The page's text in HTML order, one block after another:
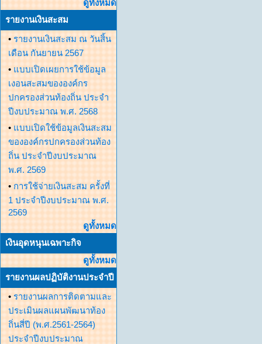
ดูทั้งหมด
รายงานเงินสะสม
• รายงานเงินสะสม ณ วันสิ้น
เดือน กันยายน 2567
• แบบเปิดเผยการใช้ข้อมูล
เงอนสะสมขององค์กร
ปกครองส่วนท้องถิ่น ประจำ
ปีงบประมาณ พ.ศ. 2568
• แบบเปิดใช้ข้อมูลเงินสะสม
ขององค์กรปกครองส่วนท้อง
ถิ่น ประจำปีงบประมาณ
พ.ศ. 2569
• การใช้จ่ายเงินสะสม ครั้งที่
1 ประจำปีงบประมาณ พ.ศ.
2569
ดูทั้งหมด
เงินอุดหนุนเฉพาะกิจ
ดูทั้งหมด
รายงานผลปฏิบัติงานประจำปี
• รายงานผลการติดตามและ
ประเมินผลแผนพัฒนาท้อง
ถิ่นสี่ปี (พ.ศ.2561-2564)
ประจำปีงบประมาณ